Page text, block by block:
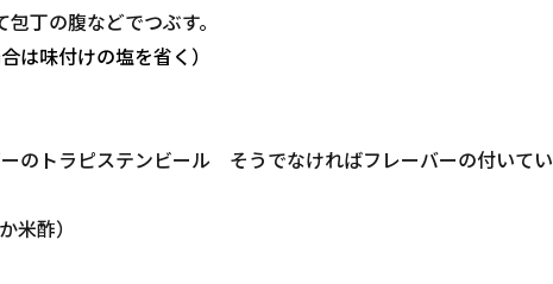
丁の腹などでつぶす。
は味付けの塩を省く）
ーのトラピステンビール そうでなければフレーバーの付いてい
米酢）